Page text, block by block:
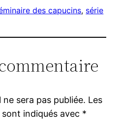
des capucins, série
sera pas publiée. Les
indiqués avec *